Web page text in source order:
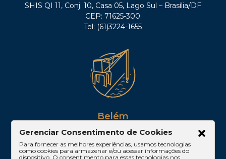
SHIS QI 11, Conj. 10, Casa 05, Lago Sul – Brasília/DF
CEP: 71625-300
Tel: (61)3224-1655
Belém
Av. Visconde de Souza Franco, 05, Sala 2102 –
Edifício Quadra Corporate, Umarizal – Belém/PA
CEP: 66053-000
Gerenciar Consentimento de Cookies
Para fornecer as melhores experiências, usamos tecnologias
como cookies para armazenar e/ou acessar informações do
dispositivo. O consentimento para essas tecnologias nos